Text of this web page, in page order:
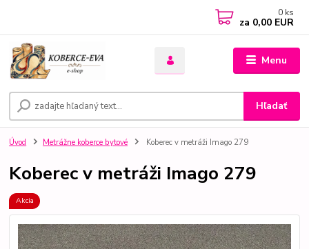
Menu
Hľadať
0 ks
za 0,00 EUR
Úvod Metrážne koberce bytové Koberec v metráži Imago 279
Koberec v metráži Imago 279
Akcia